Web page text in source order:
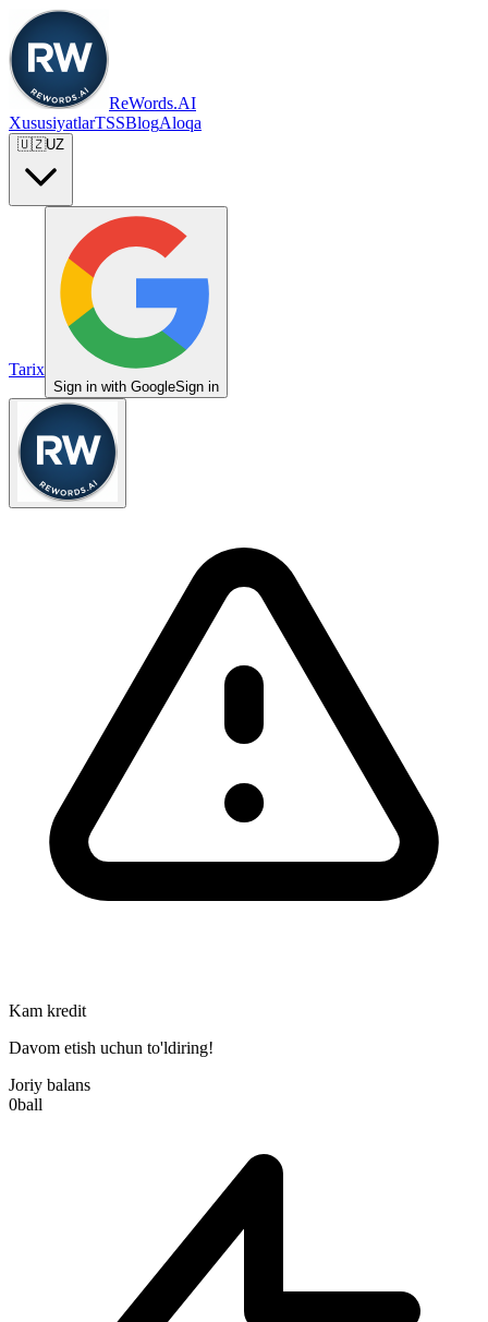
ReWords.AI
XususiyatlarTSSBlogAloqa
🇺🇿UZ
Tarix
Sign in with GoogleSign in
Kam kredit
Davom etish uchun to'ldiring!
Joriy balans
0ball